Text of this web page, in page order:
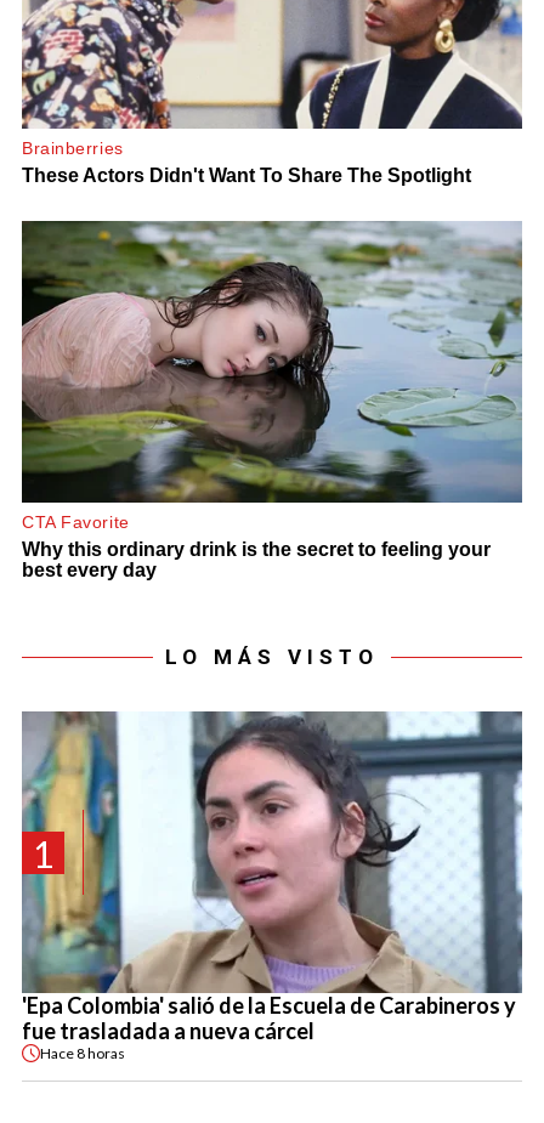
LO MÁS VISTO
1
'Epa Colombia' salió de la Escuela de Carabineros y
fue trasladada a nueva cárcel
Hace8 horas